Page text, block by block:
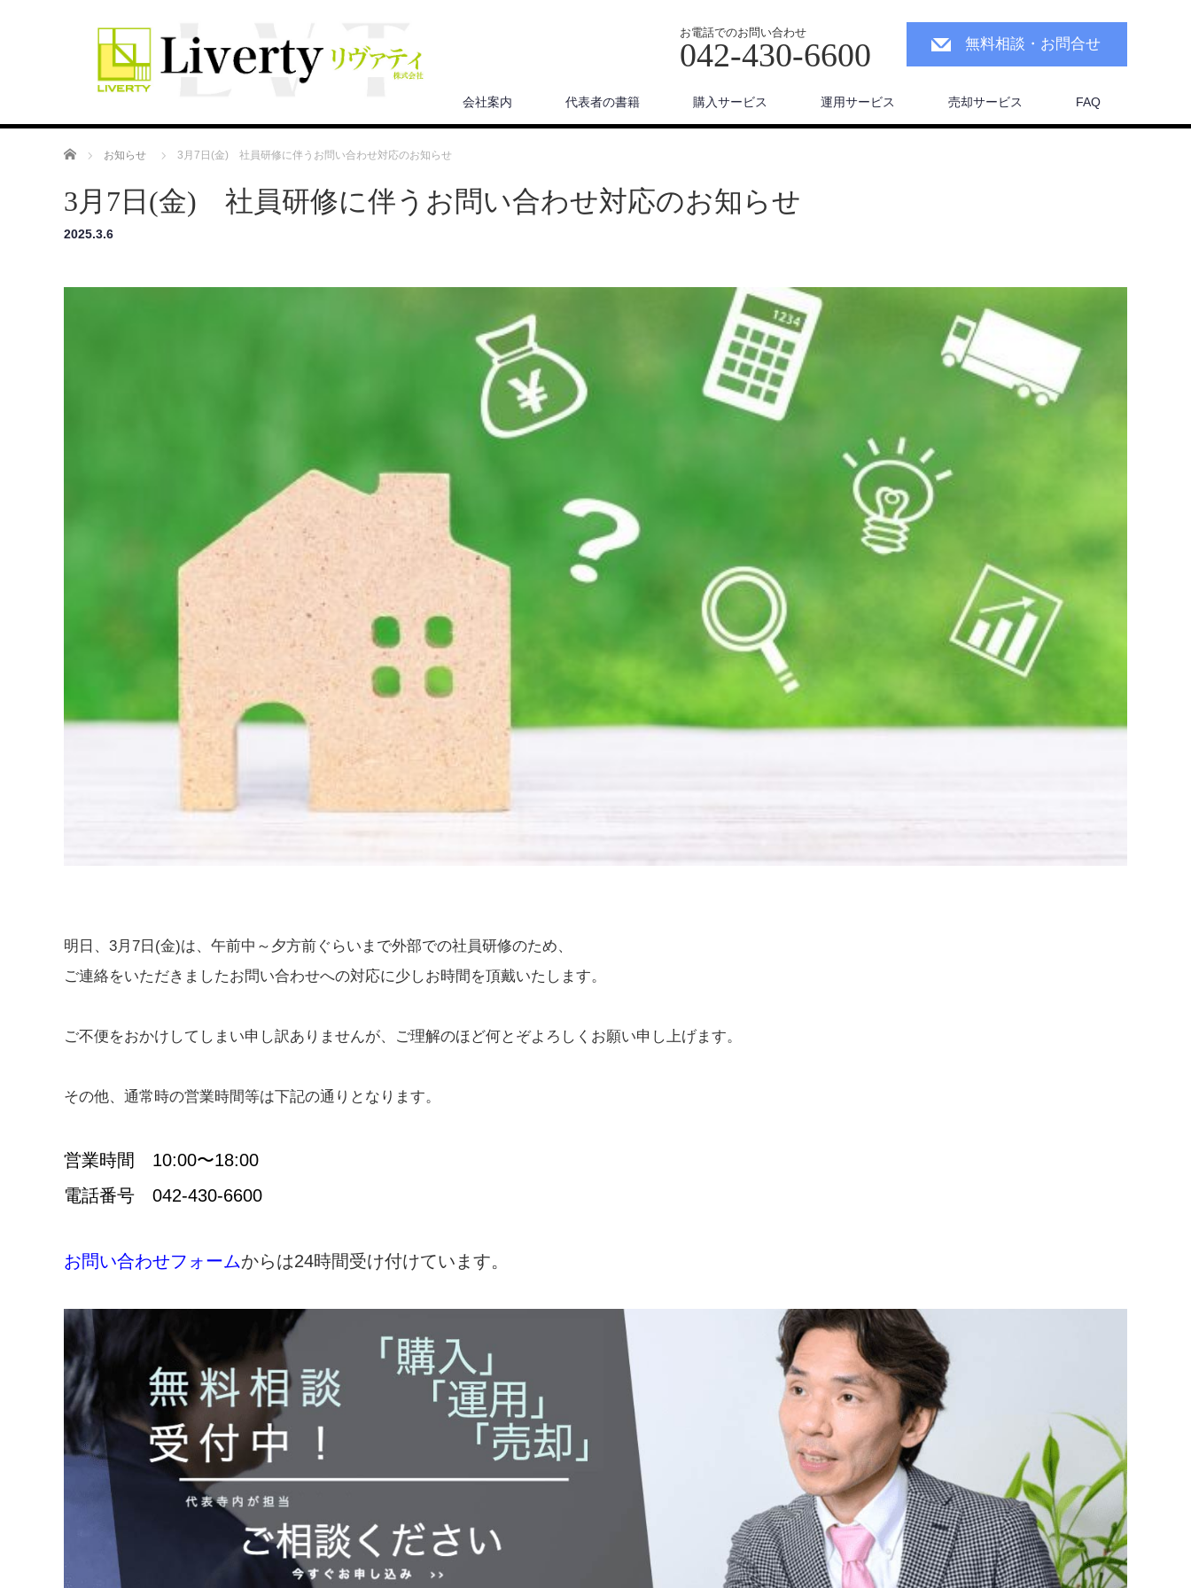
お電話でのお問い合わせ
042-430-6600 無料相談・お問合せ
会社案内 代表者の書籍 購入サービス 運用サービス 売却サービス FAQ
ホーム お知らせ 3月7日(金) 社員研修に伴うお問い合わせ対応のお知らせ
3月7日(金) 社員研修に伴うお問い合わせ対応のお知らせ
2025.3.6
明日、3月7日(金)は、午前中～夕方前ぐらいまで外部での社員研修のため、
ご連絡をいただきましたお問い合わせへの対応に少しお時間を頂戴いたします。
ご不便をおかけしてしまい申し訳ありませんが、ご理解のほど何とぞよろしくお願い申し上げます。
その他、通常時の営業時間等は下記の通りとなります。
営業時間 10:00〜18:00
電話番号 042-430-6600
お問い合わせフォームからは24時間受け付けています。